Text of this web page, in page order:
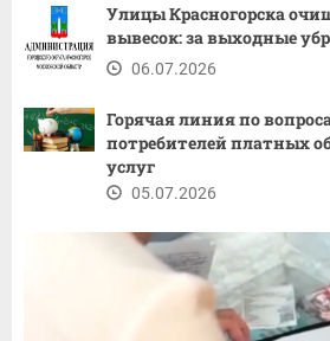
Улицы Красногорска
вывесок: за выходные
06.07.2026
Горячая линия по
потребителей платных
услуг
05.07.2026